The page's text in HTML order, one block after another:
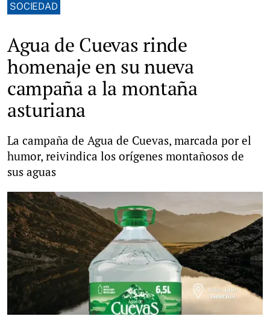
SOCIEDAD
Agua de Cuevas rinde
homenaje en su nueva
campaña a la montaña
asturiana
La campaña de Agua de Cuevas, marcada por el
humor, reivindica los orígenes montañosos de
sus aguas